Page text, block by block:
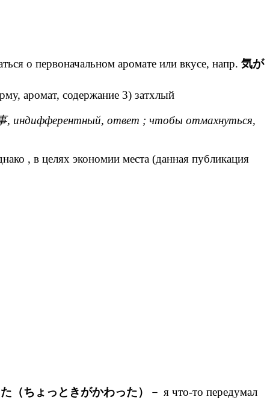
о первоначальном аромате или вкусе, напр. 気が
аромат, содержание 3) затхлый
, индифферентный, ответ ; чтобы отмахнуться,
, в целях экономии места (данная публикация
（ちょっときがかわった）
－ я что-то передумал